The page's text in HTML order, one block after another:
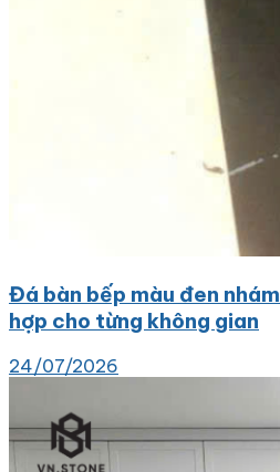
Đá bàn bếp màu đen
hợp cho từng không gian
24/07/2026